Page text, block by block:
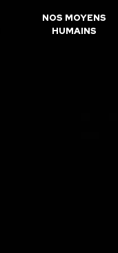
NOS MOYENS
HUMAINS